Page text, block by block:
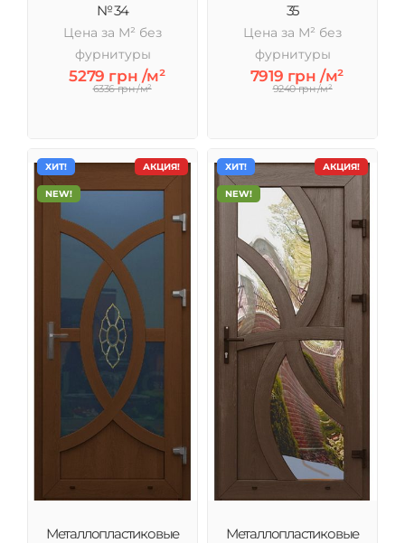
№ 34
Цена за М² без
фурнитуры
5279 грн /м²
6336 грн /м²
35
Цена за М² без
фурнитуры
7919 грн /м²
9240 грн /м²
АКЦИЯ!
ХИТ!
NEW!
Металлопластиковые
АКЦИЯ!
ХИТ!
NEW!
Металлопластиковые